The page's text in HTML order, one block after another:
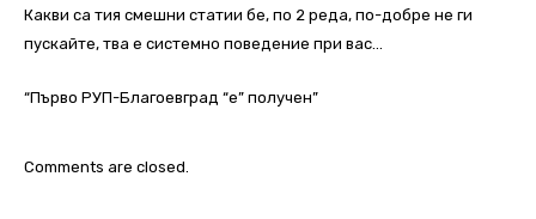
Какви са тия смешни статии бе, по 2 реда, по-добре не ги
пускайте, тва е системно поведение при вас…
“Първо РУП-Благоевград “е” получен”
Comments are closed.